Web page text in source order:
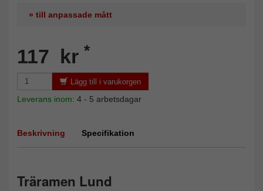
» till anpassade mått
117 kr *
Lägg till i varukorgen
Leverans inom: 4 - 5 arbetsdagar
Beskrivning Specifikation
Träramen Lund